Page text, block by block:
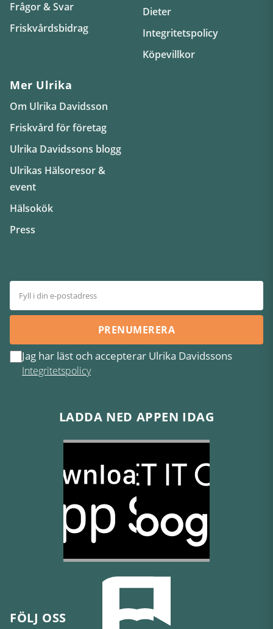
Frågor & Svar
Friskvårdsbidrag
Dieter
Integritetspolicy
Köpevillkor
Mer Ulrika
Om Ulrika Davidsson
Friskvård för företag
Ulrika Davidssons blogg
Ulrikas Hälsoresor &
event
Hälsokök
Press
PRENUMERERA
Jag har läst och accepterar Ulrika Davidssons
Integritetspolicy
LADDA NED APPEN IDAG
FÖLJ OSS